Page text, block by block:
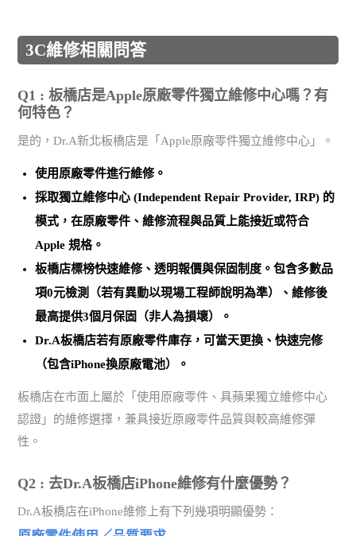
3C維修相關問答
Q1 : 板橋店是Apple原廠零件獨立維修中心嗎？有
何特色？
是的，Dr.A新北板橋店是「Apple原廠零件獨立維修中心」。
使用原廠零件進行維修。
採取獨立維修中心 (Independent Repair Provider, IRP) 的
模式，在原廠零件、維修流程與品質上能接近或符合
Apple 規格。
板橋店標榜快速維修、透明報價與保固制度 。包含多數品
項0元檢測（若有異動以現場工程師說明為準）、維修後
最高提供3個月保固（非人為損壞）。
Dr.A板橋店若有原廠零件庫存，可當天更換、快速完修
（包含iPhone換原廠電池）。
板橋店在市面上屬於「使用原廠零件、具蘋果獨立維修中心
認證」的維修選擇，兼具接近原廠零件品質與較高維修彈
性。
Q2 : 去Dr.A板橋店iPhone維修有什麼優勢？
Dr.A板橋店在iPhone維修上有下列幾項明顯優勢：